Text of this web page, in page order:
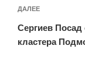
Следующая
запись
ДАЛЕЕ
Сергиев Посад
кластера